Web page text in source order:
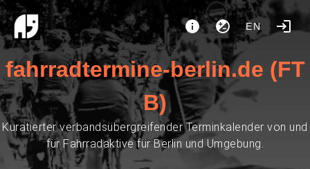
EN
fahrradtermine-berlin.de (FT
B)
Kuratierter verbandsübergreifender Terminkalender von und
für Fahrradaktive für Berlin und Umgebung.